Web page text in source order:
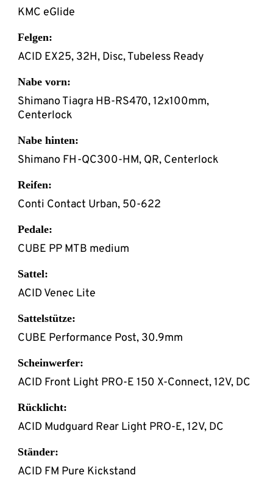
KMC eGlide
Felgen:
ACID EX25, 32H, Disc, Tubeless Ready
Nabe vorn:
Shimano Tiagra HB-RS470, 12x100mm,
Centerlock
Nabe hinten:
Shimano FH-QC300-HM, QR, Centerlock
Reifen:
Conti Contact Urban, 50-622
Pedale:
CUBE PP MTB medium
Sattel:
ACID Venec Lite
Sattelstütze:
CUBE Performance Post, 30.9mm
Scheinwerfer:
ACID Front Light PRO-E 150 X-Connect, 12V, DC
Rücklicht:
ACID Mudguard Rear Light PRO-E, 12V, DC
Ständer:
ACID FM Pure Kickstand